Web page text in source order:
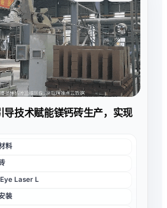
导技术赋能镁钙砖生产，实现
料
Laser L
装